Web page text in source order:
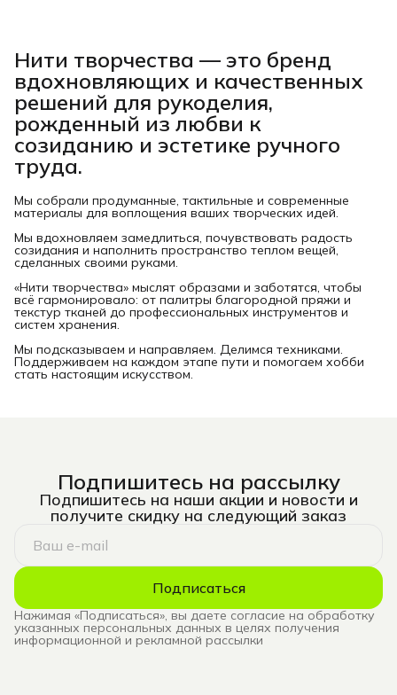
Нити творчества — это бренд
вдохновляющих и качественных
решений для рукоделия,
рожденный из любви к
созиданию и эстетике ручного
труда.
Мы собрали продуманные, тактильные и современные
материалы для воплощения ваших творческих идей.
Мы вдохновляем замедлиться, почувствовать радость
созидания и наполнить пространство теплом вещей,
сделанных своими руками.
«Нити творчества» мыслят образами и заботятся, чтобы
всё гармонировало: от палитры благородной пряжи и
текстур тканей до профессиональных инструментов и
систем хранения.
Мы подсказываем и направляем. Делимся техниками.
Поддерживаем на каждом этапе пути и помогаем хобби
стать настоящим искусством.
Подпишитесь на рассылку
Подпишитесь на наши акции и новости и
получите скидку на следующий заказ
Подписаться
Нажимая «Подписаться», вы даете согласие на обработку
указанных персональных данных в целях получения
информационной и рекламной рассылки